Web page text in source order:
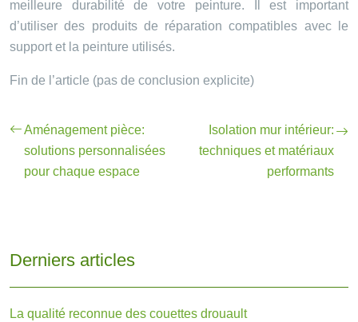
meilleure durabilité de votre peinture. Il est important
d’utiliser des produits de réparation compatibles avec le
support et la peinture utilisés.
Fin de l’article (pas de conclusion explicite)
Aménagement pièce:
solutions personnalisées
pour chaque espace
Isolation mur intérieur:
techniques et matériaux
performants
Derniers articles
La qualité reconnue des couettes drouault